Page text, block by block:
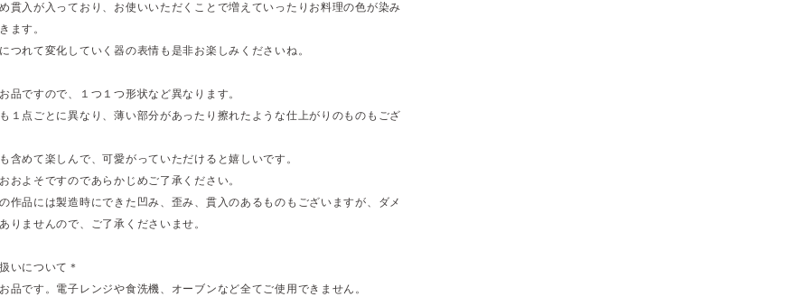
貫入が入っており、お使いいただくことで増えていったりお料理の色が染み
ます。
つれて変化していく器の表情も是非お楽しみくださいね。
品ですので、１つ１つ形状など異なります。
１点ごとに異なり、薄い部分があったり擦れたような仕上がりのものもござ
含めて楽しんで、可愛がっていただけると嬉しいです。
およそですのであらかじめご了承ください。
作品には製造時にできた凹み、歪み、貫入のあるものもございますが、ダメ
りませんので、ご了承くださいませ。
いについて＊
品です。電子レンジや食洗機、オーブンなど全てご使用できません。